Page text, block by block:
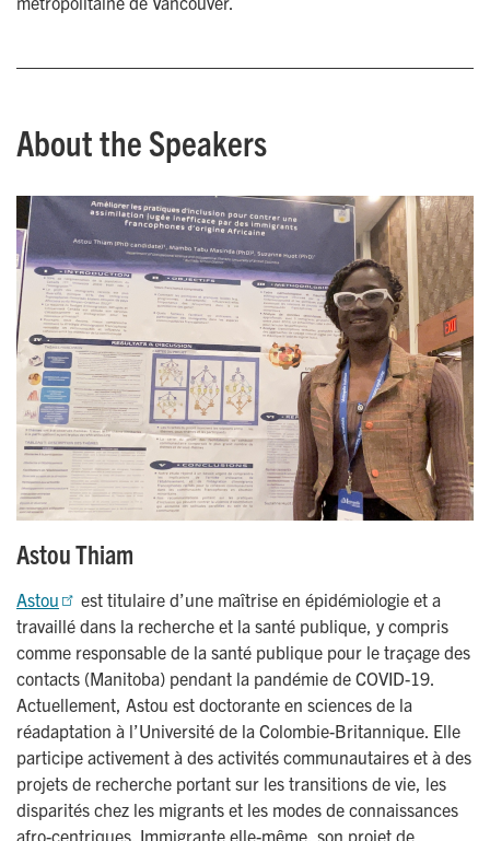
About the Speakers
Astou Thiam
Astou
est titulaire d’une maîtrise en épidémiologie et a
travaillé dans la recherche et la santé publique, y compris
comme responsable de la santé publique pour le traçage des
contacts (Manitoba) pendant la pandémie de COVID-19.
Actuellement, Astou est doctorante en sciences de la
réadaptation à l’Université de la Colombie-Britannique. Elle
participe activement à des activités communautaires et à des
projets de recherche portant sur les transitions de vie, les
disparités chez les migrants et les modes de connaissances
afro-centriques. Immigrante elle-même, son projet de